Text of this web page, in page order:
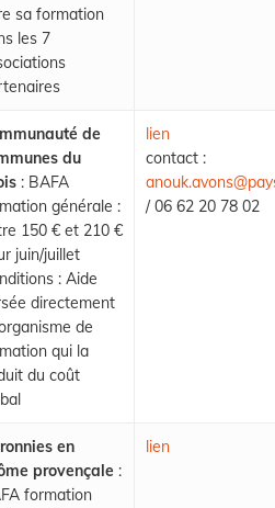
sa formation
les 7
de
du
: BAFA
générale :
150 € et 210 €
juin/juillet
: Aide
directement
de
qui la
du coût
lien
contact :
/ 06 62 20 78 02
en
provençale :
formation
lien